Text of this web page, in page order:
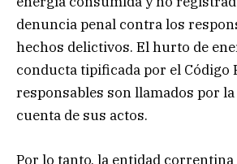
denuncia penal contra los
hechos delictivos. El hurto de
conducta tipificada por el Código
responsables son llamados por
cuenta de sus actos.
Por lo tanto, la entidad